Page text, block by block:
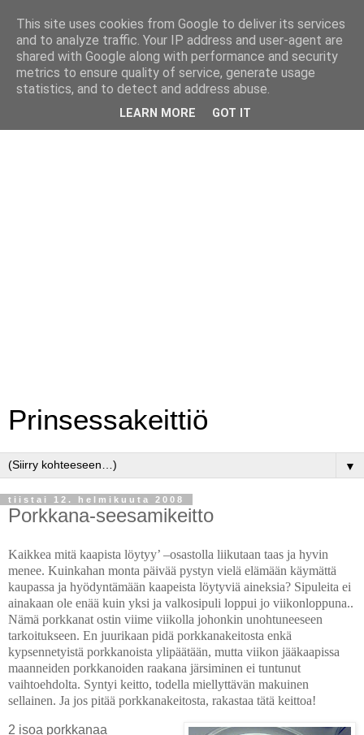
Prinsessakeittiö
▼
tiistai 12. helmikuuta 2008
Porkkana-seesamikeitto
Kaikkea mitä kaapista löytyy’ –osastolla liikutaan taas ja hyvin
menee. Kuinkahan monta päivää pystyn vielä elämään käymättä
kaupassa ja hyödyntämään kaapeista löytyviä aineksia? Sipuleita ei
ainakaan ole enää kuin yksi ja valkosipuli loppui jo viikonloppuna..
Nämä porkkanat ostin viime viikolla johonkin unohtuneeseen
tarkoitukseen. En juurikaan pidä porkkanakeitosta enkä
kypsennetyistä porkkanoista ylipäätään, mutta viikon jääkaapissa
maanneiden porkkanoiden raakana järsiminen ei tuntunut
vaihtoehdolta. Syntyi keitto, todella miellyttävän makuinen
sellainen. Ja jos pitää porkkanakeitosta, rakastaa tätä keittoa!
2 isoa porkkanaa
This site uses cookies from Google to deliver its services
and to analyze traffic. Your IP address and user-agent are
shared with Google along with performance and security
metrics to ensure quality of service, generate usage
statistics, and to detect and address abuse.
LEARN MORE GOT IT